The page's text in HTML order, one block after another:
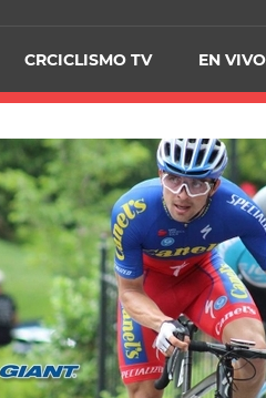
CRCICLISMO TV EN VIVO